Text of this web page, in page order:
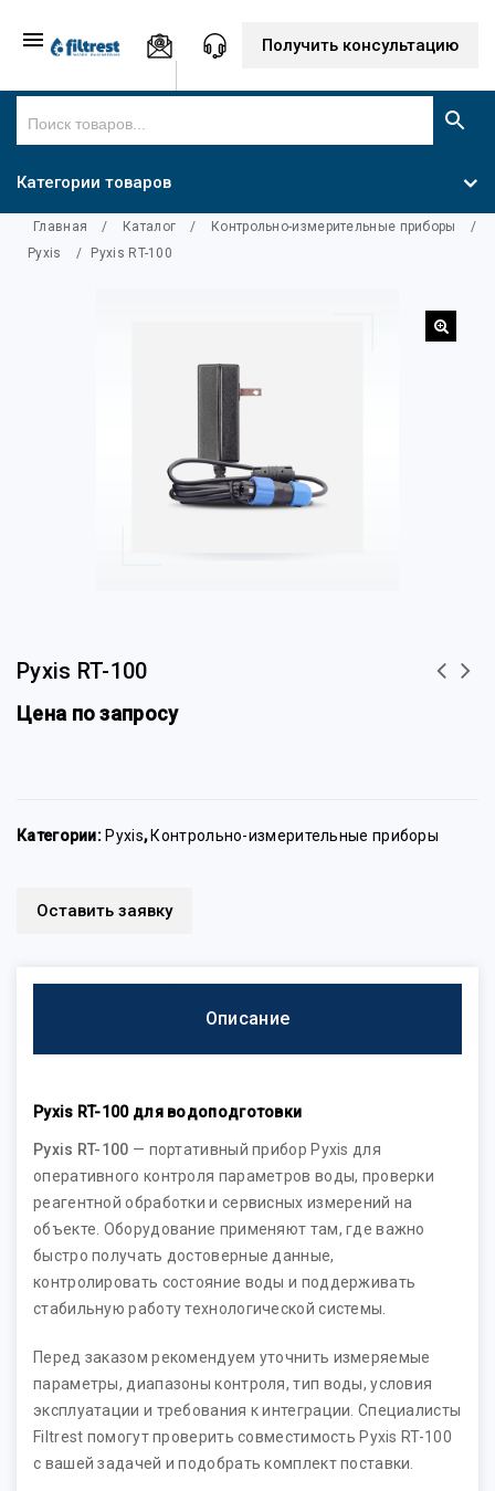
Получить консультацию
Категории товаров
Главная / Каталог / Контрольно-измерительные приборы
/
Pyxis
/ Pyxis RT-100
Pyxis RT-100
Цена по запросу
Категории: Pyxis, Контрольно-измерительные приборы
Оставить заявку
Описание
Pyxis RT-100 для водоподготовки
Pyxis RT-100 — портативный прибор Pyxis для
оперативного контроля параметров воды, проверки
реагентной обработки и сервисных измерений на
объекте. Оборудование применяют там, где важно
быстро получать достоверные данные,
контролировать состояние воды и поддерживать
стабильную работу технологической системы.
Перед заказом рекомендуем уточнить измеряемые
параметры, диапазоны контроля, тип воды, условия
эксплуатации и требования к интеграции. Специалисты
Filtrest помогут проверить совместимость Pyxis RT-100
с вашей задачей и подобрать комплект поставки.